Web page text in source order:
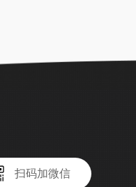
扫码加微信